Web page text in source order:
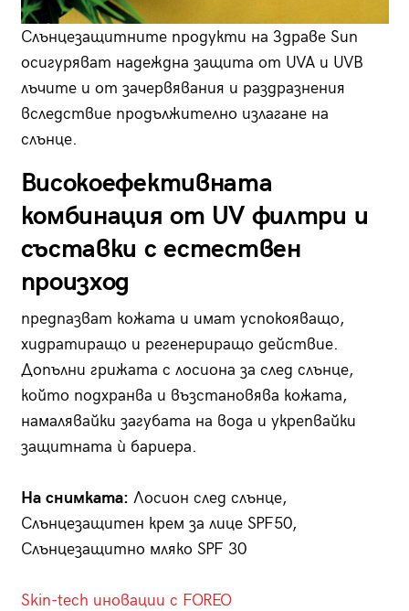
Слънцезащитните продукти на Здраве Sun
осигуряват надеждна защита от UVA и UVB
лъчите и от зачервявания и раздразнения
вследствие продължително излагане на
слънце.
Високоефективната
комбинация от UV филтри и
съставки с естествен
произход
предпазват кожата и имат успокояващо,
хидратиращо и регенериращо действие.
Допълни грижата с лосиона за след слънце,
който подхранва и възстановява кожата,
намалявайки загубата на вода и укрепвайки
защитната ѝ бариера.
На снимката: Лосион след слънце,
Слънцезащитен крем за лице SPF50,
Слънцезащитнo мляко SPF 30
Skin-tech иновации с FOREO